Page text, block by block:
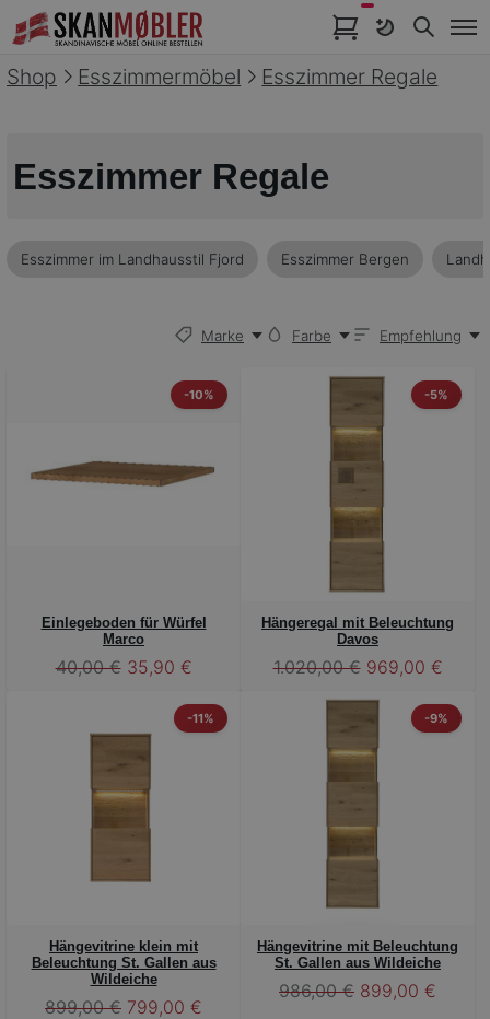
Artikel im Warenkorb
Shop Esszimmermöbel Esszimmer Regale
Esszimmer Regale
Esszimmer im Landhausstil Fjord Esszimmer Bergen
Marke Farbe Empfehlung
-10%
Einlegeboden für Würfel
Marco
40,00 € 35,90 €
-5%
Hängeregal mit Beleuchtung
Davos
1.020,00 € 969,00 €
-11%
Hängevitrine klein mit
Beleuchtung St. Gallen aus
Wildeiche
899,00 € 799,00 €
-9%
Hängevitrine mit Beleuchtung
St. Gallen aus Wildeiche
986,00 € 899,00 €